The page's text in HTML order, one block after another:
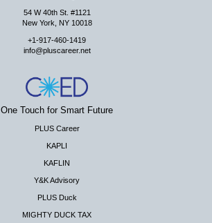
54 W 40th St. #1121
New York, NY 10018
+1-917-460-1419
info@pluscareer.net
One Touch for Smart Future
PLUS Career
KAPLI
KAFLIN
Y&K Advisory
PLUS Duck
MIGHTY DUCK TAX